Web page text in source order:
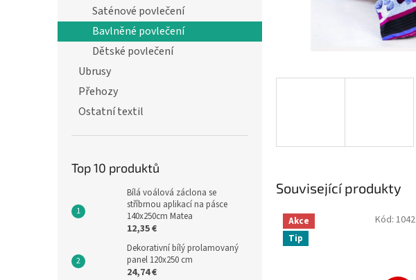
Saténové povlečení
Bavlněné povlečení
Dětské povlečení
Ubrusy
Přehozy
Ostatní textil
Top 10 produktů
Bílá voálová záclona se
stříbrnou aplikací na pásce
140x250cm Matea
12,35 €
Dekorativní bílý prolamovaný
panel 120x250 cm
24,74 €
Související produkty
Akce
Tip
Kód: 1042